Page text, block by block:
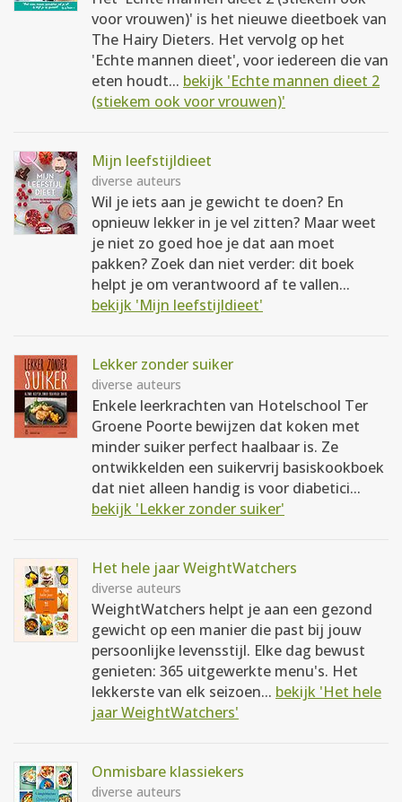
voor vrouwen)' is het nieuwe dieetboek van
The Hairy Dieters. Het vervolg op het
'Echte mannen dieet', voor iedereen die van
eten houdt... bekijk 'Echte mannen dieet 2
(stiekem ook voor vrouwen)'
Mijn leefstijldieet
diverse auteurs
Wil je iets aan je gewicht te doen? En
opnieuw lekker in je vel zitten? Maar weet
je niet zo goed hoe je dat aan moet
pakken? Zoek dan niet verder: dit boek
helpt je om verantwoord af te vallen...
bekijk 'Mijn leefstijldieet'
Lekker zonder suiker
diverse auteurs
Enkele leerkrachten van Hotelschool Ter
Groene Poorte bewijzen dat koken met
minder suiker perfect haalbaar is. Ze
ontwikkelden een suikervrij basiskookboek
dat niet alleen handig is voor diabetici...
bekijk 'Lekker zonder suiker'
Het hele jaar WeightWatchers
diverse auteurs
WeightWatchers helpt je aan een gezond
gewicht op een manier die past bij jouw
persoonlijke levensstijl. Elke dag bewust
genieten: 365 uitgewerkte menu's. Het
lekkerste van elk seizoen... bekijk 'Het hele
jaar WeightWatchers'
Onmisbare klassiekers
diverse auteurs